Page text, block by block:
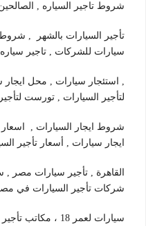
شروط تاجير السياره ,
تأجير السيارات بالشهر , شروط
سيارات للشركات , تاجير
, استئجار سيارات , محل
لتأجير السيارات , تورست
شروط ايجار السيارات ,
ايجار سيارات , أسعار تأجير
القاهرة , تأجير سيارات مصر
شركات تأجير السيارات في
سيارات لعمر 18 ،